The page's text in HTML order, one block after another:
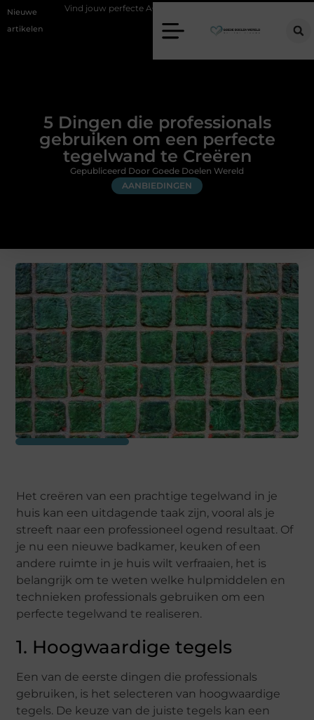
Nieuwe
artikelen
Vind jouw perfecte AC Milan merchandise
5 Dingen die professionals
gebruiken om een perfecte
tegelwand te Creëren
AANBIEDINGEN
Gepubliceerd Door Goede Doelen Wereld
Het creëren van een prachtige tegelwand in je
huis kan een uitdagende taak zijn, vooral als je
streeft naar een professioneel ogend resultaat. Of
je nu een nieuwe badkamer, keuken of een
andere ruimte in je huis wilt verfraaien, het is
belangrijk om te weten welke hulpmiddelen en
technieken professionals gebruiken om een
perfecte tegelwand te realiseren.
1. Hoogwaardige tegels
Een van de eerste dingen die professionals
gebruiken, is het selecteren van hoogwaardige
tegels. De keuze van de juiste tegels kan een